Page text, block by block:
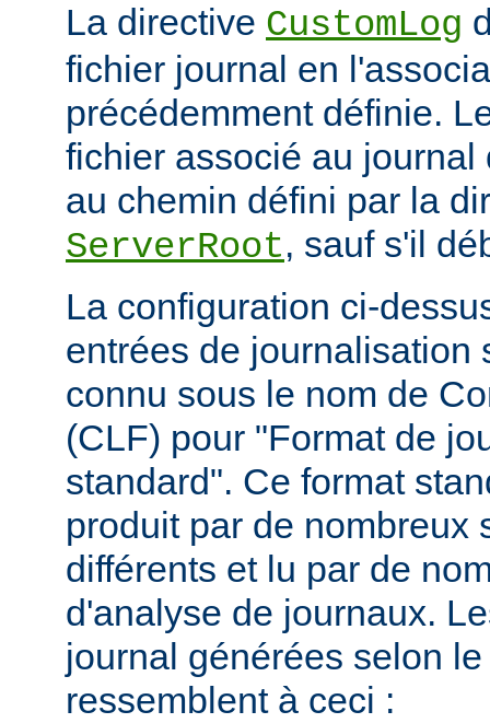
La directive CustomLog
fichier journal en
précédemment définie.
fichier associé au journal
au chemin défini par la
ServerRoot, sauf s'il
La configuration ci-
entrées de journalisation
connu sous le nom de
(CLF) pour "Format de
standard". Ce format
produit par de nombreux
différents et lu par de
d'analyse de journaux.
journal générées selon
ressemblent à ceci :